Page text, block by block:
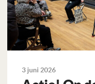
3 juni 2026